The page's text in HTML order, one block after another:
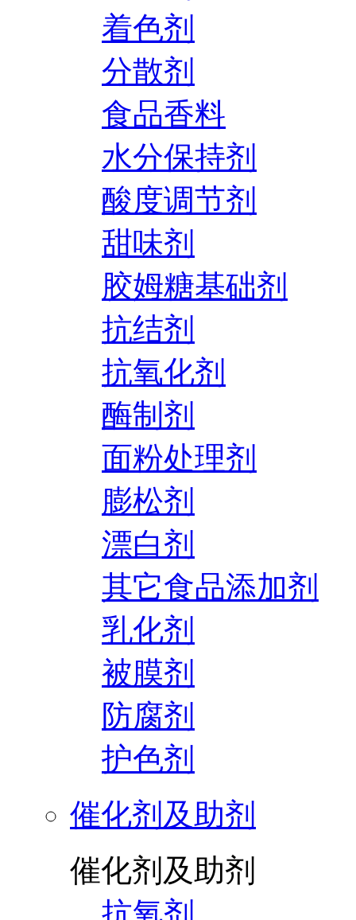
着色剂
分散剂
食品香料
水分保持剂
酸度调节剂
甜味剂
胶姆糖基础剂
抗结剂
抗氧化剂
酶制剂
面粉处理剂
膨松剂
漂白剂
其它食品添加剂
乳化剂
被膜剂
防腐剂
护色剂
催化剂及助剂
催化剂及助剂